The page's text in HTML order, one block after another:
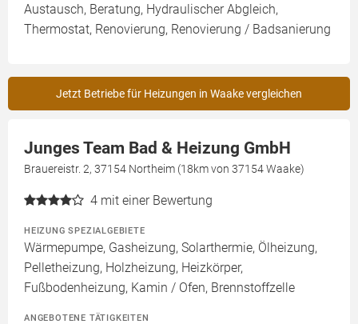
Austausch, Beratung, Hydraulischer Abgleich,
Thermostat, Renovierung, Renovierung / Badsanierung
Jetzt Betriebe für Heizungen in Waake vergleichen
Junges Team Bad & Heizung GmbH
Brauereistr. 2, 37154 Northeim (18km von 37154 Waake)
4 mit einer Bewertung
HEIZUNG SPEZIALGEBIETE
Wärmepumpe, Gasheizung, Solarthermie, Ölheizung,
Pelletheizung, Holzheizung, Heizkörper,
Fußbodenheizung, Kamin / Ofen, Brennstoffzelle
ANGEBOTENE TÄTIGKEITEN